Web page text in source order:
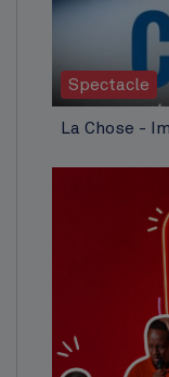
Spectacle
La Chose -